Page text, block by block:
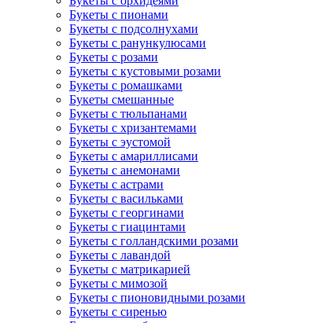
Букеты с пионами
Букеты с подсолнухами
Букеты с ранункулюсами
Букеты с розами
Букеты с кустовыми розами
Букеты с ромашками
Букеты смешанные
Букеты с тюльпанами
Букеты с хризантемами
Букеты с эустомой
Букеты с амариллисами
Букеты с анемонами
Букеты с астрами
Букеты с васильками
Букеты с георгинами
Букеты с гиацинтами
Букеты с голландскими розами
Букеты с лавандой
Букеты с матрикарией
Букеты с мимозой
Букеты с пионовидными розами
Букеты с сиренью